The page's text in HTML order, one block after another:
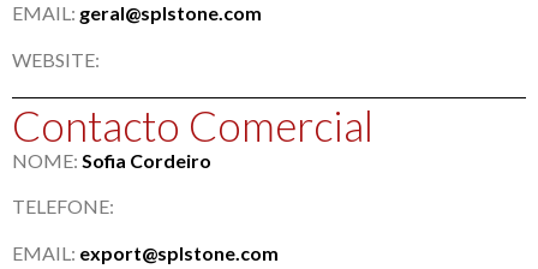
EMAIL: geral@splstone.com
WEBSITE:
Contacto Comercial
NOME: Sofia Cordeiro
TELEFONE:
EMAIL: export@splstone.com